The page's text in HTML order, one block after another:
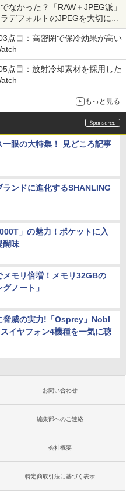
なかった？「RAW＋JPEG派」
フォルトのJPEGを大切にす
点目：高密閉で保冷効果が高い
点目：放射冷却素材を採用した
もっと見る
一眼の大特集！ 見どころ記事
ランドに進化するSHANLING
」の魅力！ポケットに入
醐味
メモリ倍増！メモリ32GBの
ノート」
脅威の実力!「Osprey」Nobl
イヤフォン4機種を一気に聴
お問い合わせ
編集部へのご連絡
会社概要
特定商取引法に基づく表示